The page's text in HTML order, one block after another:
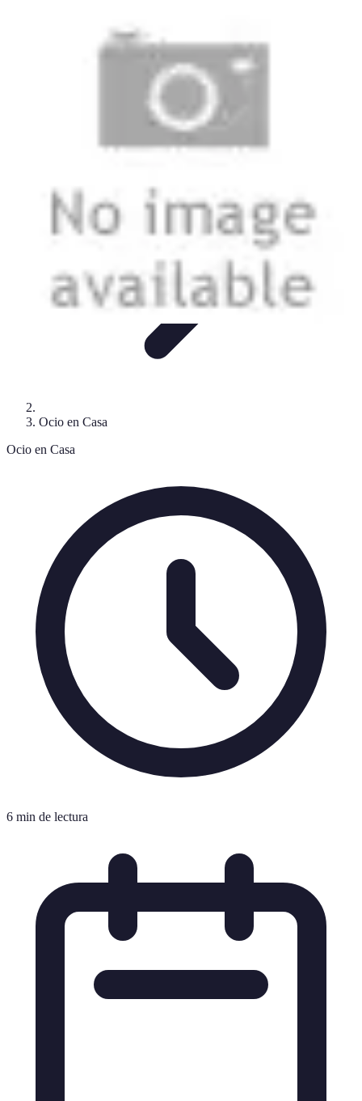
Actividades Sociales
Actividades en Familia
Ocio en Casa
Ocio en Casa
6 min de lectura